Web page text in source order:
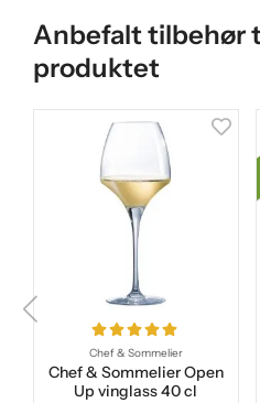
Anbefalt tilbehør
produktet
Chef & Sommelier
Chef & Sommelier Open
Up vinglass 40 cl